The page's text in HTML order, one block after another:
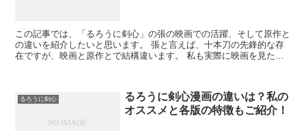
この記事では、「るろうに剣心」の張の映画での活躍、そして原作と
の違いを紹介したいと思います。 張と言えば、十本刀の先鋒的な存
在ですが、映画と原作とで結構違います。 私も実際に映画を見た時
るろうに剣心
るろうに剣心漫画の違いは？私の
オススメと各版の特徴もご紹介！